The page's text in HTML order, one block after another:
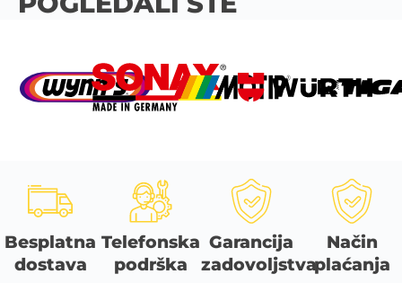
Besplatna
dostava
Telefonska
podrška
Garancija
zadovoljstva
Način
plaćanja